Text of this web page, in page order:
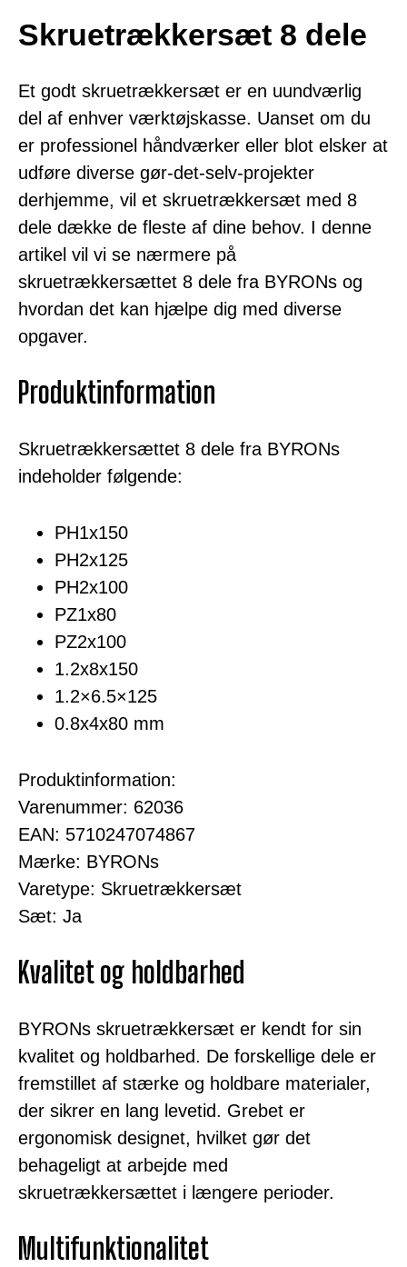
Skruetrækkersæt 8 dele
Et godt skruetrækkersæt er en uundværlig
del af enhver værktøjskasse. Uanset om du
er professionel håndværker eller blot elsker at
udføre diverse gør-det-selv-projekter
derhjemme, vil et skruetrækkersæt med 8
dele dække de fleste af dine behov. I denne
artikel vil vi se nærmere på
skruetrækkersættet 8 dele fra BYRONs og
hvordan det kan hjælpe dig med diverse
opgaver.
Produktinformation
Skruetrækkersættet 8 dele fra BYRONs
indeholder følgende:
PH1x150
PH2x125
PH2x100
PZ1x80
PZ2x100
1.2x8x150
1.2×6.5×125
0.8x4x80 mm
Produktinformation:
Varenummer: 62036
EAN: 5710247074867
Mærke: BYRONs
Varetype: Skruetrækkersæt
Sæt: Ja
Kvalitet og holdbarhed
BYRONs skruetrækkersæt er kendt for sin
kvalitet og holdbarhed. De forskellige dele er
fremstillet af stærke og holdbare materialer,
der sikrer en lang levetid. Grebet er
ergonomisk designet, hvilket gør det
behageligt at arbejde med
skruetrækkersættet i længere perioder.
Multifunktionalitet